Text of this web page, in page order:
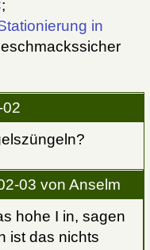
;
in
03 von Anselm
hohe I in, sagen
ist das nichts